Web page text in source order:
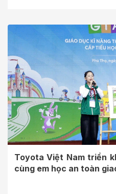
Toyota Việt Nam triển
cùng em học an toàn